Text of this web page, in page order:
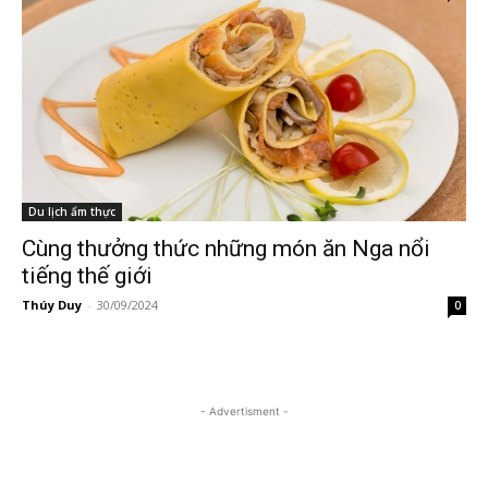
Du lịch ẩm thực
Cùng thưởng thức những món ăn Nga nổi
tiếng thế giới
Thúy Duy - 30/09/2024 0
- Advertisment -